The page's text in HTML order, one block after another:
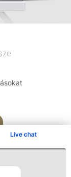
Live chat